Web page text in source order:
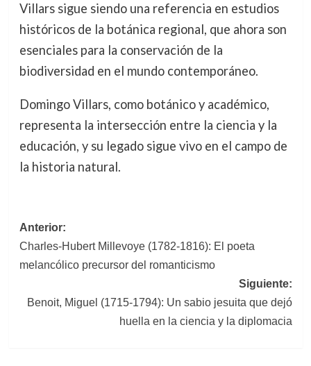
Villars sigue siendo una referencia en estudios
históricos de la botánica regional, que ahora son
esenciales para la conservación de la
biodiversidad en el mundo contemporáneo.
Domingo Villars, como botánico y académico,
representa la intersección entre la ciencia y la
educación, y su legado sigue vivo en el campo de
la historia natural.
Navegación
de
entradas
Anterior:
Charles-Hubert Millevoye (1782-1816): El poeta
melancólico precursor del romanticismo
Siguiente:
Benoit, Miguel (1715-1794): Un sabio jesuita que dejó
huella en la ciencia y la diplomacia